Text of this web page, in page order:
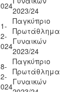
2023/24
Παγκύπριο
Πρωτάθλημα
Γυναικών
2023/24
Παγκύπριο
Πρωτάθλημα
Γυναικών